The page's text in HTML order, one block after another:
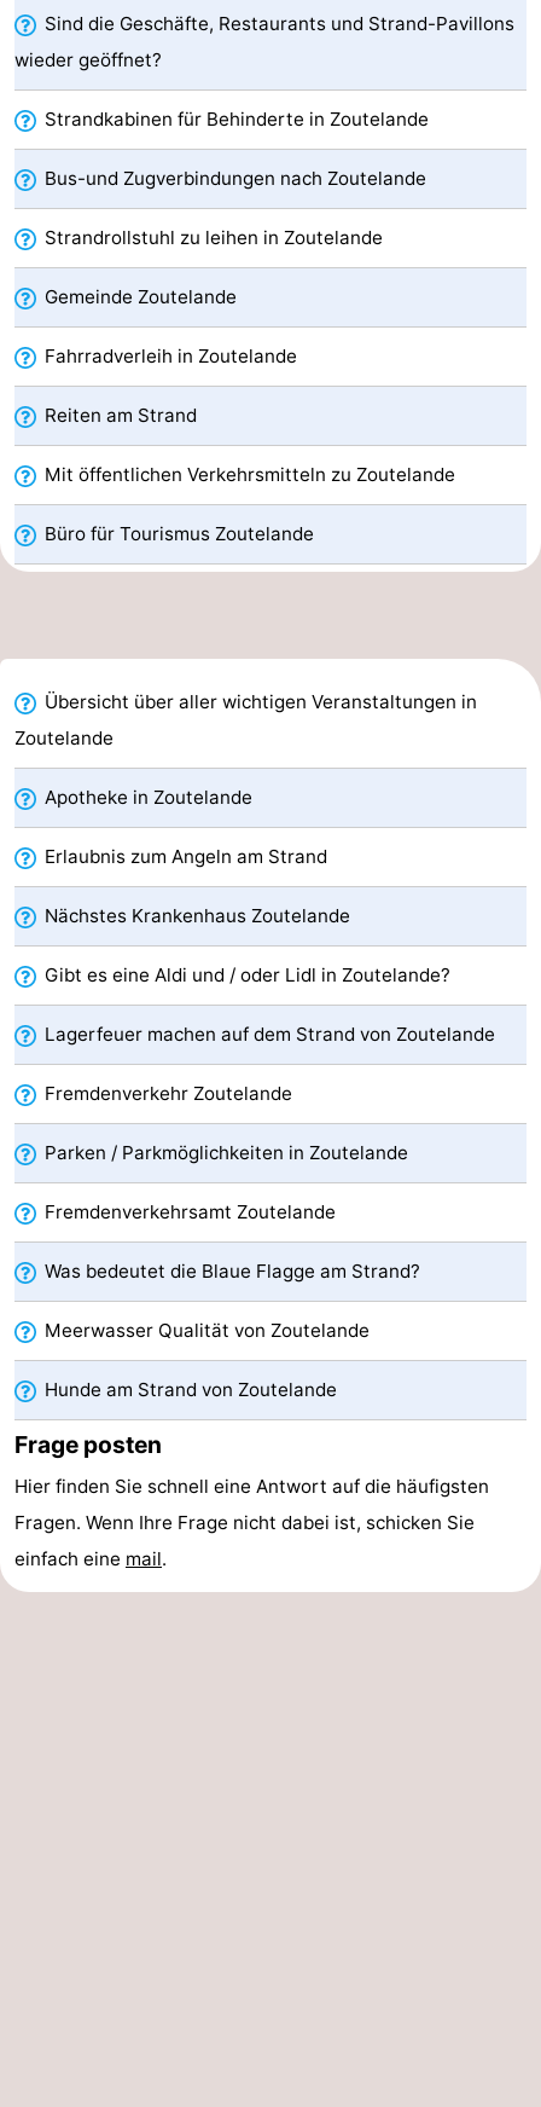
Medizin
Adressen
Region
Zeeland
Schouwen-
Renesse
-
Brouwershaven
-
Bruinisse
-
Zierikzee
-
Natur
-
Kop
van
Schouwen
-
Veere
-
Natur
Oranjezon
-
Oostkapelle
-
Natur
de
Mantelingen
-
Domburg
-
Westkapelle
-
Walcherse
bos
Dishoek
-
Vlissingen
-
Middelburg
Zeeuws-
Nieuwvliet
-
Sluis
-
Cadzand
-
Natur
Het
Wetter
Kontakt
Sind die Geschäfte, Restaurants und Strand-Pavillons
wieder geöffnet?
Strandkabinen für Behinderte in Zoutelande
Bus-und Zugverbindungen nach Zoutelande
Strandrollstuhl zu leihen in Zoutelande
Gemeinde Zoutelande
Fahrradverleih in Zoutelande
Reiten am Strand
Mit öffentlichen Verkehrsmitteln zu Zoutelande
Büro für Tourismus Zoutelande
Übersicht über aller wichtigen Veranstaltungen in
Zoutelande
Apotheke in Zoutelande
Erlaubnis zum Angeln am Strand
Nächstes Krankenhaus Zoutelande
Gibt es eine Aldi und / oder Lidl in Zoutelande?
Lagerfeuer machen auf dem Strand von Zoutelande
Fremdenverkehr Zoutelande
Parken / Parkmöglichkeiten in Zoutelande
Fremdenverkehrsamt Zoutelande
Was bedeutet die Blaue Flagge am Strand?
Meerwasser Qualität von Zoutelande
Hunde am Strand von Zoutelande
Frage posten
Hier finden Sie schnell eine Antwort auf die häufigsten
Fragen. Wenn Ihre Frage nicht dabei ist, schicken Sie
einfach eine mail.